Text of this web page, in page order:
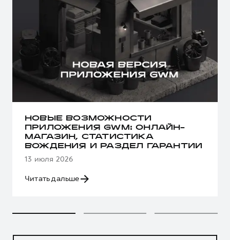
НОВЫЕ ВОЗМОЖНОСТИ
ПРИЛОЖЕНИЯ GWM: ОНЛАЙН-
МАГАЗИН, СТАТИСТИКА
ВОЖДЕНИЯ И РАЗДЕЛ ГАРАНТИИ
13 июля 2026
Читать дальше